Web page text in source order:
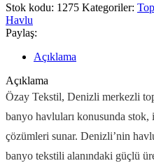
Stok kodu: 1275 Kategoriler:
Havlu
Paylaş:
Açıklama
Açıklama
Özay Tekstil, Denizli merkezli
banyo havluları konusunda stok,
çözümleri sunar. Denizli’nin
banyo tekstili alanındaki güçlü